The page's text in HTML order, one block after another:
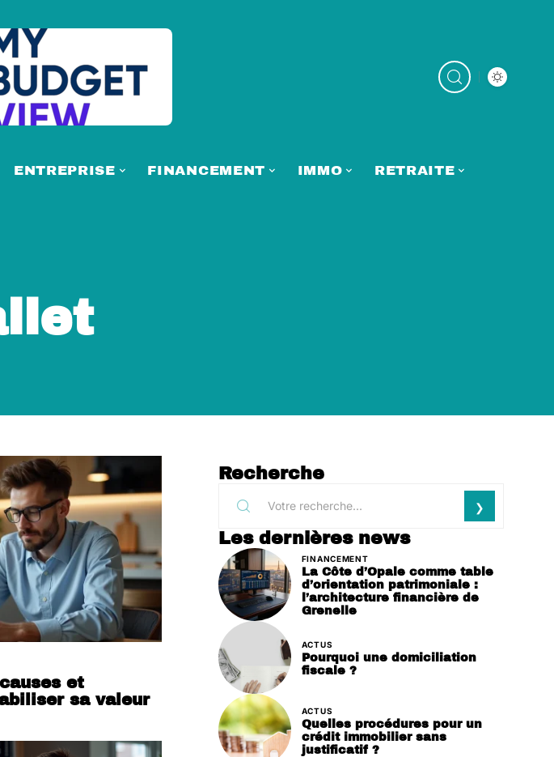
ENTREPRISE FINANCEMENT IMMO RETRAITE
et
sa valeur
Recherche
Les dernières news
FINANCEMENT
La Côte d’Opale comme table
d’orientation patrimoniale :
l’architecture financière de
Grenelle
ACTUS
Pourquoi une domiciliation
fiscale ?
ACTUS
Quelles procédures pour un
crédit immobilier sans
justificatif ?